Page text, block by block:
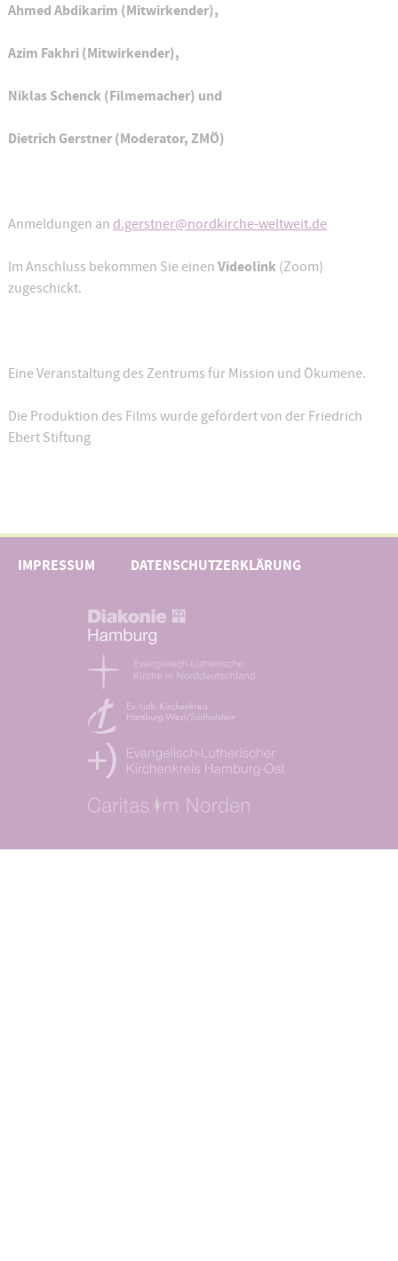
Ahmed Abdikarim (Mitwirkender),
Azim Fakhri (Mitwirkender),
Niklas Schenck (Filmemacher) und
Dietrich Gerstner (Moderator, ZMÖ)
Anmeldungen an d.gerstner@nordkirche-weltweit.de
Im Anschluss bekommen Sie einen Videolink(Zoom)
zugeschickt.
Eine Veranstaltung des Zentrums für Mission und Ökumene.
Die Produktion des Films wurde gefördert von der Friedrich
Ebert Stiftung
IMPRESSUM DATENSCHUTZERKLÄRUNG